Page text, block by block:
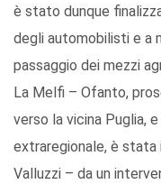
è stato dunque
degli automobilisti e a
passaggio dei mezzi
La Melfi – Ofanto,
verso la vicina Puglia,
extraregionale, è stata
Valluzzi – da un